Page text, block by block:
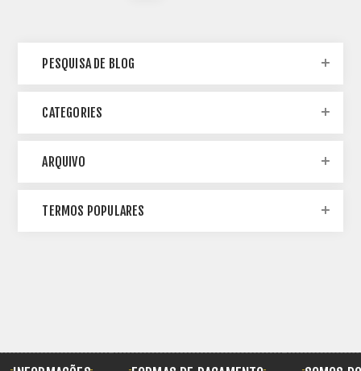
PESQUISA DE BLOG
CATEGORIES
ARQUIVO
TERMOS POPULARES